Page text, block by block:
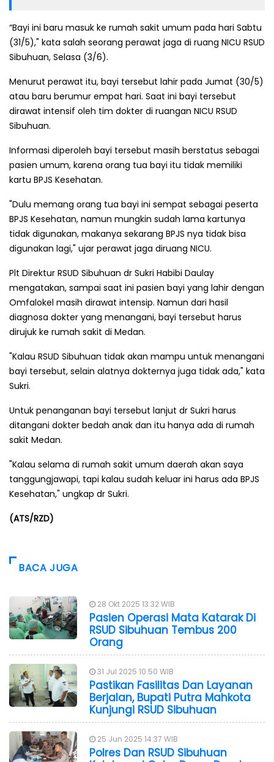
“Bayi ini baru masuk ke rumah sakit umum pada hari Sabtu
(31/5)," kata salah seorang perawat jaga di ruang NICU RSUD
Sibuhuan, Selasa (3/6).
Menurut perawat itu, bayi tersebut lahir pada Jumat (30/5)
atau baru berumur empat hari. Saat ini bayi tersebut
dirawat intensif oleh tim dokter di ruangan NICU RSUD
Sibuhuan.
Informasi diperoleh bayi tersebut masih berstatus sebagai
pasien umum, karena orang tua bayi itu tidak memiliki
kartu BPJS Kesehatan.
"Dulu memang orang tua bayi ini sempat sebagai peserta
BPJS Kesehatan, namun mungkin sudah lama kartunya
tidak digunakan, makanya sekarang BPJS nya tidak bisa
digunakan lagi," ujar perawat jaga diruang NICU.
Plt Direktur RSUD Sibuhuan dr Sukri Habibi Daulay
mengatakan, sampai saat ini pasien bayi yang lahir dengan
Omfalokel masih dirawat intensip. Namun dari hasil
diagnosa dokter yang menangani, bayi tersebut harus
dirujuk ke rumah sakit di Medan.
"Kalau RSUD Sibuhuan tidak akan mampu untuk menangani
bayi tersebut, selain alatnya dokternya juga tidak ada," kata
Sukri.
Untuk penanganan bayi tersebut lanjut dr Sukri harus
ditangani dokter bedah anak dan itu hanya ada di rumah
sakit Medan.
"Kalau selama di rumah sakit umum daerah akan saya
tanggungjawapi, tapi kalau sudah keluar ini harus ada BPJS
Kesehatan," ungkap dr Sukri.
(ATS/RZD)
BACA JUGA
28 Okt 2025 13:32 WIB
Pasien Operasi Mata Katarak Di
RSUD Sibuhuan Tembus 200
Orang
31 Jul 2025 10:50 WIB
Pastikan Fasilitas Dan Layanan
Berjalan, Bupati Putra Mahkota
Kunjungi RSUD Sibuhuan
25 Jun 2025 14:37 WIB
Polres Dan RSUD Sibuhuan